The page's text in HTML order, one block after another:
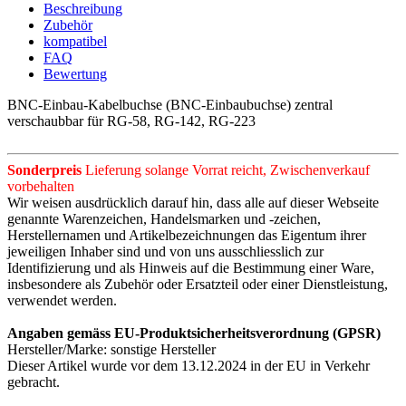
Beschreibung
Zubehör
kompatibel
FAQ
Bewertung
BNC-Einbau-Kabelbuchse (BNC-Einbaubuchse) zentral
verschaubbar für RG-58, RG-142, RG-223
Sonderpreis Lieferung solange Vorrat reicht, Zwischenverkauf
vorbehalten
Wir weisen ausdrücklich darauf hin, dass alle auf dieser Webseite
genannte Warenzeichen, Handelsmarken und -zeichen,
Herstellernamen und Artikelbezeichnungen das Eigentum ihrer
jeweiligen Inhaber sind und von uns ausschliesslich zur
Identifizierung und als Hinweis auf die Bestimmung einer Ware,
insbesondere als Zubehör oder Ersatzteil oder einer Dienstleistung,
verwendet werden.
Angaben gemäss EU-Produktsicherheitsverordnung (GPSR)
Hersteller/Marke: sonstige Hersteller
Dieser Artikel wurde vor dem 13.12.2024 in der EU in Verkehr
gebracht.